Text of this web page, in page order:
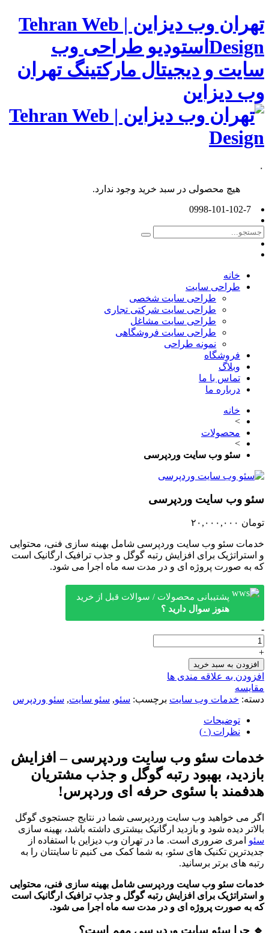
تهران وب دیزاین | Tehran Web
Designاستودیو طراحی وب
سایت و دیجیتال مارکتینگ تهران
وب دیزاین
۰
هیچ محصولی در سبد خرید وجود ندارد.
0998-101-102-7
خانه
طراحی سایت
طراحی سایت شخصی
طراحی سایت شرکتی تجاری
طراحی سایت مشاغل
طراحی سایت فروشگاهی
نمونه طراحی
فروشگاه
وبلاگ
تماس با ما
درباره ما
خانه
>
محصولات
>
سئو وب سایت وردپرسی
سئو وب سایت وردپرسی
تومان
خدمات سئو وب سایت وردپرسی شامل بهینه سازی فنی، محتوایی
و استراتژیک برای افزایش رتبه گوگل و جذب ترافیک ارگانیک است
که به صورت پروژه ای و در مدت سه ماه اجرا می شود.
پشتیبانی محصولات / سوالات قبل از خرید
هنوز سوال دارید ؟
-
سئو
وب
سایت
وردپرسی
عدد
+
افزودن به سبد خرید
افزودن به علاقه مندی ها
مقایسه
دسته: خدمات وب سایت برچسب: سئو, سئو سایت, سئو وردپرس
توضیحات
نظرات (۰)
خدمات سئو وب سایت وردپرسی – افزایش
بازدید، بهبود رتبه گوگل و جذب مشتریان
هدفمند با سئوی حرفه ای وردپرس!
اگر می خواهید وب سایت وردپرسی شما در نتایج جستجوی گوگل
بالاتر دیده شود و بازدید ارگانیک بیشتری داشته باشد، بهینه سازی
سئو امری ضروری است. ما در تهران وب دیزاین با استفاده از
جدیدترین تکنیک های سئو، به شما کمک می کنیم تا سایتتان را به
رتبه های برتر برسانید.
خدمات سئو وب سایت وردپرسی شامل بهینه سازی فنی، محتوایی
و استراتژیک برای افزایش رتبه گوگل و جذب ترافیک ارگانیک است
که به صورت پروژه ای و در مدت سه ماه اجرا می شود.
🔹 چرا سئو سایت وردپرسی مهم است؟